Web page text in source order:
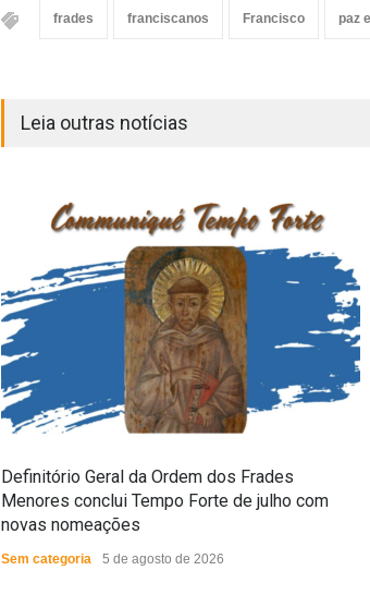
frades franciscanos Francisco paz
Leia outras notícias
Definitório Geral da Ordem dos Frades
Menores conclui Tempo Forte de julho com
novas nomeações
Sem categoria 5 de agosto de 2026